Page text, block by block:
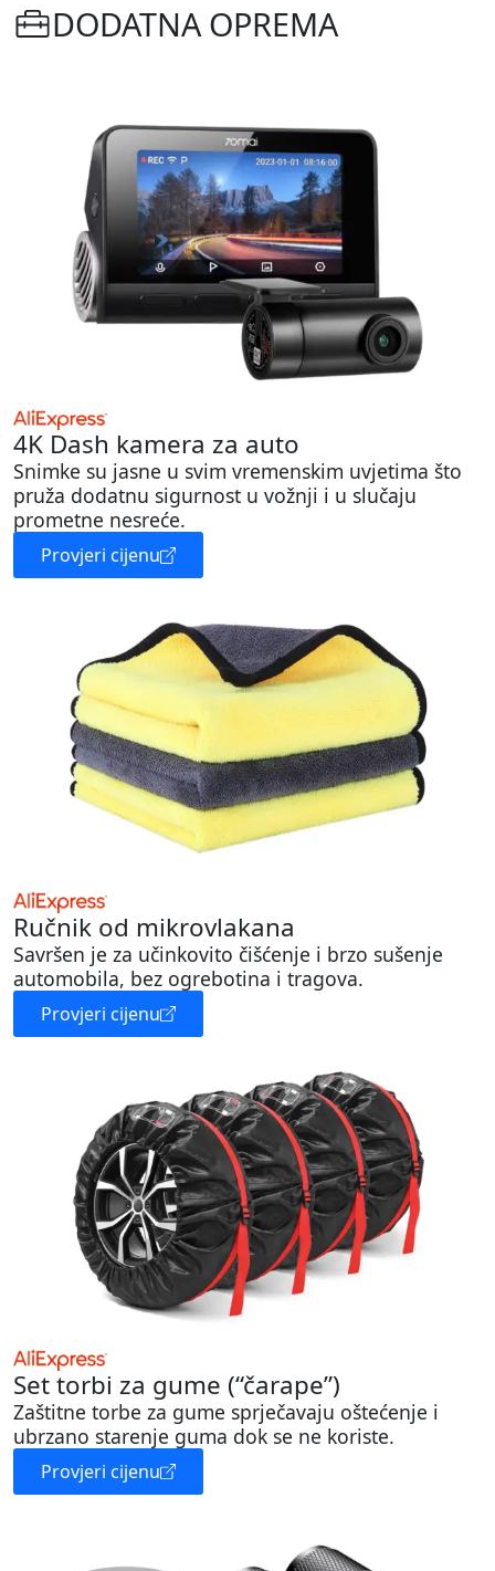
DODATNA OPREMA
4K Dash kamera za auto
Snimke su jasne u svim vremenskim uvjetima što
pruža dodatnu sigurnost u vožnji i u slučaju
prometne nesreće.
Provjeri cijenu
Ručnik od mikrovlakana
Savršen je za učinkovito čišćenje i brzo sušenje
automobila, bez ogrebotina i tragova.
Provjeri cijenu
Set torbi za gume (“čarape”)
Zaštitne torbe za gume sprječavaju oštećenje i
ubrzano starenje guma dok se ne koriste.
Provjeri cijenu